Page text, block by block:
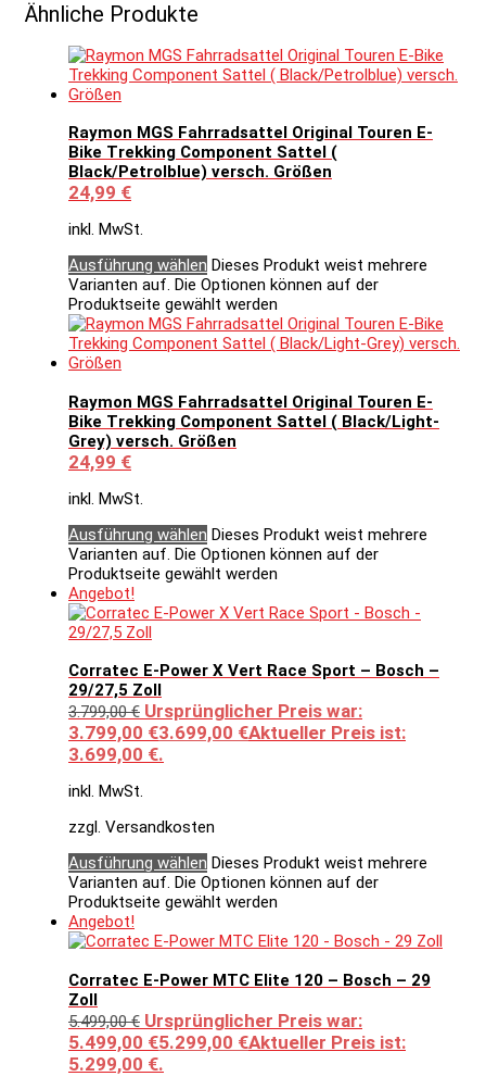
Ähnliche Produkte
Raymon MGS Fahrradsattel Original Touren E-
Bike Trekking Component Sattel (
Black/Petrolblue) versch. Größen
24,99 €
inkl. MwSt.
Ausführung wählen Dieses Produkt weist mehrere
Varianten auf. Die Optionen können auf der
Produktseite gewählt werden
Raymon MGS Fahrradsattel Original Touren E-
Bike Trekking Component Sattel ( Black/Light-
Grey) versch. Größen
24,99 €
inkl. MwSt.
Ausführung wählen Dieses Produkt weist mehrere
Varianten auf. Die Optionen können auf der
Produktseite gewählt werden
Angebot!
Corratec E-Power X Vert Race Sport – Bosch –
29/27,5 Zoll
3.799,00€ Ursprünglicher Preis war:
3.799,00 €3.699,00 €Aktueller Preis ist:
3.699,00 €.
inkl. MwSt.
zzgl. Versandkosten
Ausführung wählen Dieses Produkt weist mehrere
Varianten auf. Die Optionen können auf der
Produktseite gewählt werden
Angebot!
Corratec E-Power MTC Elite 120 – Bosch – 29
Zoll
5.499,00€ Ursprünglicher Preis war:
5.499,00 €5.299,00 €Aktueller Preis ist:
5.299,00 €.